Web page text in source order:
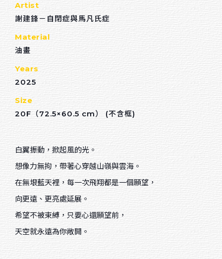
連絡我們
招募夥伴
Sort by material
水彩
粉蠟筆
色鉛筆
麥克筆
廣告顏料
Artist
謝建鋒－自閉症與馬凡氏症
Material
油畫
Years
2025
Size
20F（72.5×60.5 cm） (不含框)
白翼振動，掀起風的光。
想像力無拘，帶著心穿越山嶺與雲海。
在無垠藍天裡，每一次飛翔都是一個願望，
向更遠、更亮處延展。
希望不被束縛，只要心還願望前，
天空就永遠為你敞開。